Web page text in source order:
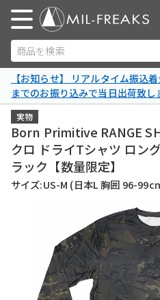
商品を検索
【お知らせ】 リアルタイム振込
までのお振り込みで当日出荷致し
実物
Born Primitive RANGE
クロ ドライTシャツ ロン
ラック【数量限定】
サイズ:US-M (日本L 胸囲 96-